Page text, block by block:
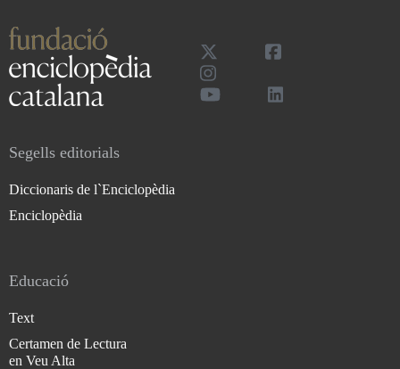
Segells editorials
Diccionaris de l`Enciclopèdia
Enciclopèdia
Educació
Text
Certamen de Lectura
en Veu Alta